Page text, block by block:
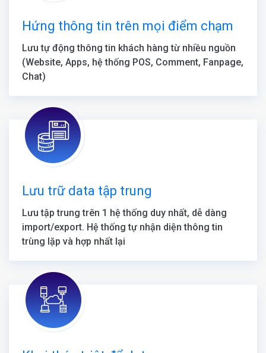
Hứng thông tin trên mọi điểm chạm
Lưu tự động thông tin khách hàng từ nhiều nguồn
(Website, Apps, hệ thống POS, Comment, Fanpage,
Chat)
Lưu trữ data tập trung
Lưu tập trung trên 1 hệ thống duy nhất, dễ dàng
import/export. Hệ thống tự nhận diện thông tin
trùng lặp và hợp nhất lại